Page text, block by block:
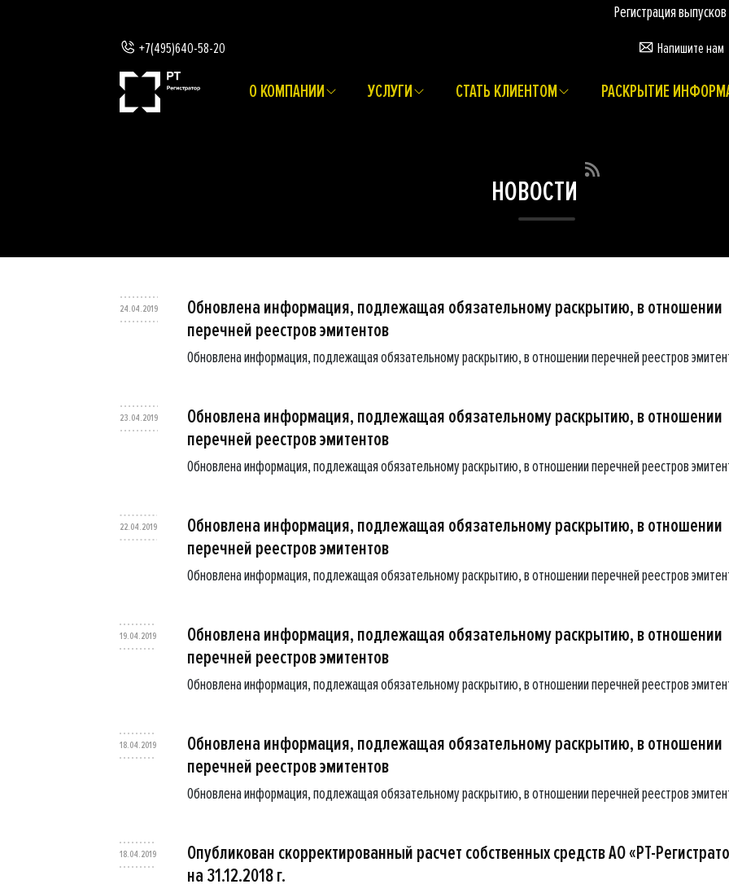
Регистрация выпусков
+7(495)640-58-20 Напишите нам
О КОМПАНИИ УСЛУГИ СТАТЬ КЛИЕНТОМ РАСКРЫТИЕ
НОВОСТИ
24.04.2019
Обновлена информация, подлежащая обязательному раскрытию, в отношении
перечней реестров эмитентов
Обновлена информация, подлежащая обязательному раскрытию, в отношении перечней реестров
23.04.2019
Обновлена информация, подлежащая обязательному раскрытию, в отношении
перечней реестров эмитентов
Обновлена информация, подлежащая обязательному раскрытию, в отношении перечней реестров
22.04.2019
Обновлена информация, подлежащая обязательному раскрытию, в отношении
перечней реестров эмитентов
Обновлена информация, подлежащая обязательному раскрытию, в отношении перечней реестров
19.04.2019
Обновлена информация, подлежащая обязательному раскрытию, в отношении
перечней реестров эмитентов
Обновлена информация, подлежащая обязательному раскрытию, в отношении перечней реестров
18.04.2019
Обновлена информация, подлежащая обязательному раскрытию, в отношении
перечней реестров эмитентов
Обновлена информация, подлежащая обязательному раскрытию, в отношении перечней реестров
18.04.2019
Опубликован скорректированный расчет собственных средств АО «РТ-
на 31.12.2018 г.